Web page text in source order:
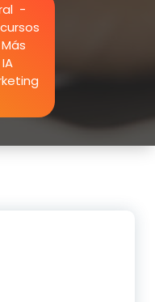
-